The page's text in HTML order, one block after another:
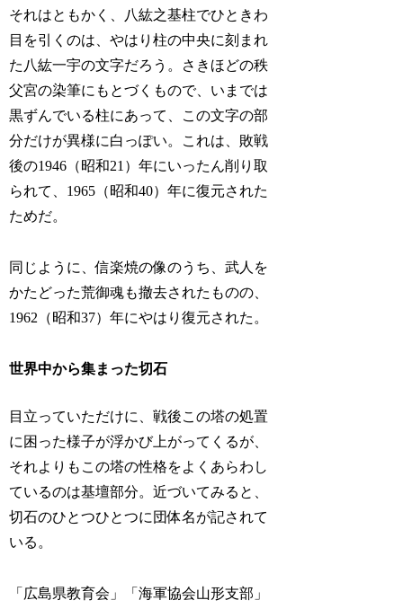
それはともかく、八紘之基柱でひときわ
目を引くのは、やはり柱の中央に刻まれ
た八紘一宇の文字だろう。さきほどの秩
父宮の染筆にもとづくもので、いまでは
黒ずんでいる柱にあって、この文字の部
分だけが異様に白っぽい。これは、敗戦
後の1946（昭和21）年にいったん削り取
られて、1965（昭和40）年に復元された
ためだ。
同じように、信楽焼の像のうち、武人を
かたどった荒御魂も撤去されたものの、
1962（昭和37）年にやはり復元された。
世界中から集まった切石
目立っていただけに、戦後この塔の処置
に困った様子が浮かび上がってくるが、
それよりもこの塔の性格をよくあらわし
ているのは基壇部分。近づいてみると、
切石のひとつひとつに団体名が記されて
いる。
「広島県教育会」「海軍協会山形支部」